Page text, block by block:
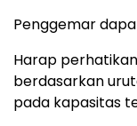
Penggemar
Harap
berdasarkan
pada kapasitas